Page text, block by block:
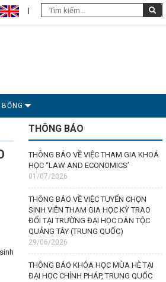
THÔNG BÁO
THÔNG BÁO VỀ VIỆC THAM GIA KHOÁ
HỌC “LAW AND ECONOMICS’
01/07/2026
THÔNG BÁO VỀ VIỆC TUYỂN CHỌN
SINH VIÊN THAM GIA HỌC KỲ TRAO
ĐỔI TẠI TRƯỜNG ĐẠI HỌC DÂN TỘC
QUẢNG TÂY (TRUNG QUỐC)
29/06/2026
THÔNG BÁO KHÓA HỌC MÙA HÈ TẠI
ĐẠI HỌC CHÍNH PHÁP, TRUNG QUỐC